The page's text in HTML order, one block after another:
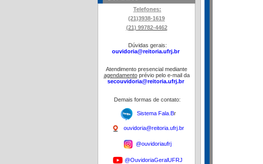
Telefones:
(21)3938-1619
(21) 99782-4462
Dúvidas gerais:
ouvidoria@reitoria.ufrj.br
Atendimento presencial mediante
agendamentoprévio pelo e-mail da
secouvidoria@reitoria.ufrj.br
Demais formas de contato:
Sistema Fala.Br
ouvidoria@reitoria.ufrj.br
@ouvidoriaufrj
@OuvidoriaGeralUFRJ